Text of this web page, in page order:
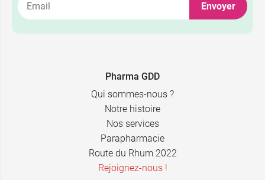
Envoyer
Pharma GDD
Qui sommes-nous ?
Notre histoire
Nos services
Parapharmacie
Route du Rhum 2022
Rejoignez-nous !